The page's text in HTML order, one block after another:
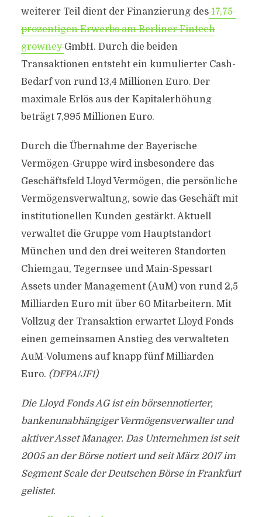
weiterer Teil dient der Finanzierung des17,75-
prozentigen Erwerbs am Berliner Fintech
growneyGmbH. Durch die beiden
Transaktionen entsteht ein kumulierter Cash-
Bedarf von rund 13,4 Millionen Euro. Der
maximale Erlös aus der Kapitalerhöhung
beträgt 7,995 Millionen Euro.
Durch die Übernahme der Bayerische
Vermögen-Gruppe wird insbesondere das
Geschäftsfeld Lloyd Vermögen, die persönliche
Vermögensverwaltung, sowie das Geschäft mit
institutionellen Kunden gestärkt. Aktuell
verwaltet die Gruppe vom Hauptstandort
München und den drei weiteren Standorten
Chiemgau, Tegernsee und Main-Spessart
Assets under Management (AuM) von rund 2,5
Milliarden Euro mit über 60 Mitarbeitern. Mit
Vollzug der Transaktion erwartet Lloyd Fonds
einen gemeinsamen Anstieg des verwalteten
AuM-Volumens auf knapp fünf Milliarden
Euro. (DFPA/JF1)
Die Lloyd Fonds AG ist ein börsennotierter,
bankenunabhängiger Vermögensverwalter und
aktiver Asset Manager. Das Unternehmen ist seit
2005 an der Börse notiert und seit März 2017 im
Segment Scale der Deutschen Börse in Frankfurt
gelistet.